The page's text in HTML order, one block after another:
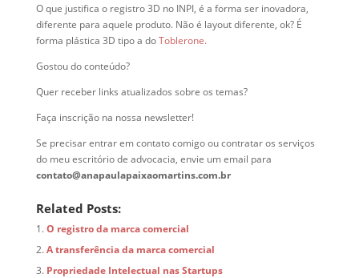
O que justifica o registro 3D no INPI, é a forma ser inovadora,
diferente para aquele produto. Não é layout diferente, ok? É
forma plástica 3D tipo a doToblerone.
Gostou do conteúdo?
Quer receber links atualizados sobre os temas?
Faça inscrição na nossa newsletter!
Se precisar entrar em contato comigo ou contratar os serviços
do meu escritório de advocacia, envie um email para
contato@anapaulapaixaomartins.com.br
Related Posts:
O registro da marca comercial
A transferência da marca comercial
Propriedade Intelectual nas Startups